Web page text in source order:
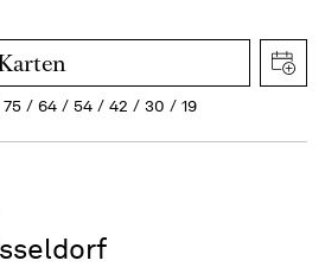
75 64 54 42 30 19